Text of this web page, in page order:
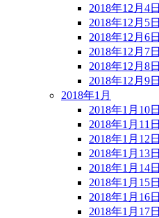
2018年12月4日
2018年12月5日
2018年12月6日
2018年12月7日
2018年12月8日
2018年12月9日
2018年1月
2018年1月10日
2018年1月11日
2018年1月12日
2018年1月13日
2018年1月14日
2018年1月15日
2018年1月16日
2018年1月17日